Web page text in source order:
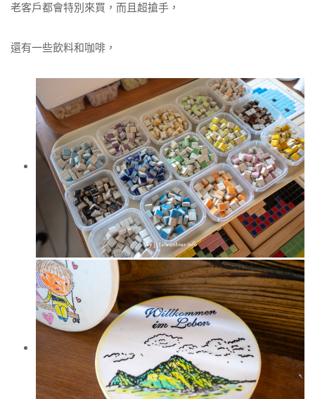
老客戶都會特別來買，而且超搶手，
還有一些飲料和咖啡，